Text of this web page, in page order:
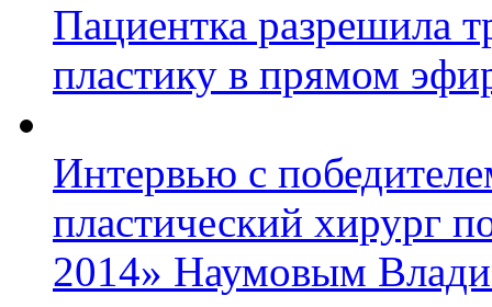
Пациентка разрешила
пластику в прямом
Интервью с
пластический хирург
2014» Наумовым